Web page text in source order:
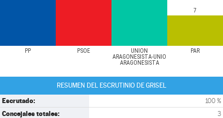
PP PSOE
UNION
ARAGONESISTA-UNIO
ARAGONESISTA
PAR
7
RESUMEN DEL ESCRUTINIO DE GRISEL
Escrutado: 100 %
Concejales totales: 3